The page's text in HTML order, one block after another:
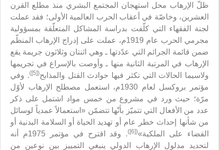
ظلّ الإرهاب محل استهجان المجتمع البشري منذ مطلع القرن
العشرين، وخاصّة في أعقاب الحرب العالمية الأولى؛ فقد عملت
لجنة الفقهاء التي كلّفت بدراسة المشاكل المتعلّقة بمسؤولية
مجرمي الحرب عام 1919م، عملت على إدراج الإرهاب المنظّم
ضمن قائمة الجرائم التي عدّدتها ـ وهي اثنتان وثلاثون جريمة يقع
الإرهاب في المرتبة الثانية منها ـ وأوصت بالإسراع في تجريمها
ولاسيما الحالات التي تكثر فيها حوادث القتل والمذابح([5])
. وفي
مؤتمر بروكسل لعام 1930م، استعمل مصطلح الإرهاب لأوّل
مرّة؛ حيث ورد في مشروع من خمس مواد اشتمل على ذكر
عدد من الأفعال التي تتميّز بأنّها تتضمّن «استعمالاً عمدياً لوسائل
من شأنها إحداث خطر عام أو تهديد الحياة أو السلامة البدنية أو
القضاء على الملكية»([6])
. وقد اقترح في مؤتمر 1975م أنه
لتحديد مدلول الإرهاب الدولي ينبغي التمييز بين نوعين من